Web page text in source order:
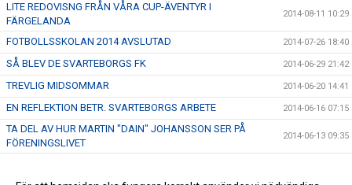
LITE REDOVISNG FRÅN VÅRA CUP-ÄVENTYR I
FÄRGELANDA
2014-08-11 10:29
FOTBOLLSSKOLAN 2014 AVSLUTAD 2014-07-26 18:40
SÅ BLEV DE SVARTEBORGS FK 2014-06-29 21:42
TREVLIG MIDSOMMAR 2014-06-20 14:41
EN REFLEKTION BETR. SVARTEBORGS ARBETE 2014-06-16 07:15
TA DEL AV HUR MARTIN "DAIN" JOHANSSON SER PÅ
FÖRENINGSLIVET
2014-06-13 09:35